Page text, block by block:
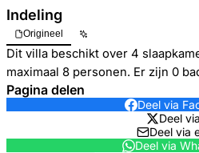
Indeling
Origineel
Dit villa beschikt over 4
maximaal 8 personen. Er zijn 0
Pagina delen
Deel via
Deel
Deel via
Deel via